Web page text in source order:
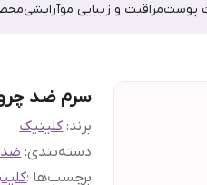
پوستمراقبت و زیبایی موآرایشی
سرم ضد
برند: کلینیک
دسته‌بندی:ضد
برچسب‌ها :